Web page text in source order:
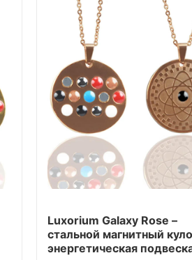
Luxorium Galaxy Rose –
стальной магнитный
энергетическая